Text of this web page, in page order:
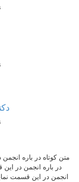
متن کوتاه در باره
در باره انجمن در
انجمن در این قسمت